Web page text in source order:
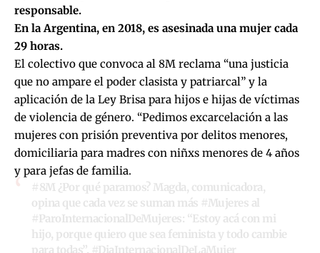
responsable.
En la Argentina, en 2018, es asesinada una mujer cada
29 horas.
El colectivo que convoca al 8M reclama “una justicia
que no ampare el poder clasista y patriarcal” y la
aplicación de la Ley Brisa para hijos e hijas de víctimas
de violencia de género. “Pedimos excarcelación a las
mujeres con prisión preventiva por delitos menores,
domiciliaria para madres con niñxs menores de 4 años
y para jefas de familia.
#8M¿Por qué paramos? Magda, comunicadora,
opina que cada vez se suman más #Mujeres al
#ParoInternacionalDeMujeres: “Estoy acá con mi
hijo, porque quiero que sea feminista y todo cambie
para todas”. #DiaInternacionalDeLaMujer